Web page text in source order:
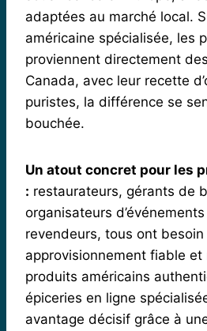
adaptées au marché local.
américaine spécialisée, les
proviennent directement
Canada, avec leur recette
puristes, la différence se
bouchée.
Un atout concret pour les
: restaurateurs, gérants de
organisateurs
revendeurs, tous ont besoin
approvisionnement fiable et
produits américains
épiceries en ligne
avantage décisif grâce à